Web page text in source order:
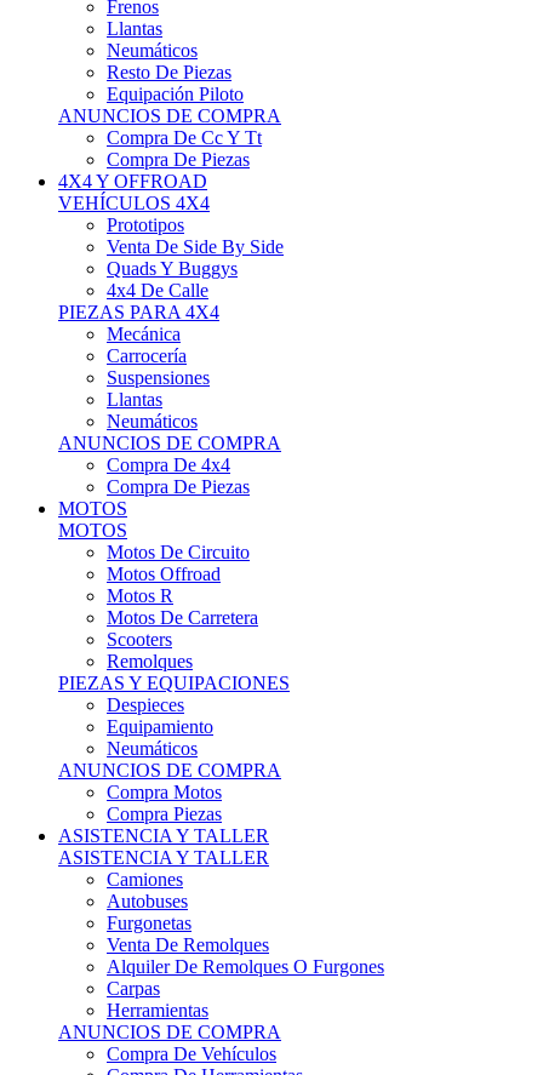
Neumáticos
Resto De Piezas
Equipación Piloto
ANUNCIOS DE COMPRA
Compra De Cc Y Tt
Compra De Piezas
4X4 Y OFFROAD
VEHÍCULOS 4X4
Prototipos
Venta De Side By Side
Quads Y Buggys
4x4 De Calle
PIEZAS PARA 4X4
Mecánica
Carrocería
Suspensiones
Llantas
Neumáticos
ANUNCIOS DE COMPRA
Compra De 4x4
Compra De Piezas
MOTOS
MOTOS
Motos De Circuito
Motos Offroad
Motos R
Motos De Carretera
Scooters
Remolques
PIEZAS Y EQUIPACIONES
Despieces
Equipamiento
Neumáticos
ANUNCIOS DE COMPRA
Compra Motos
Compra Piezas
ASISTENCIA Y TALLER
ASISTENCIA Y TALLER
Camiones
Autobuses
Furgonetas
Venta De Remolques
Alquiler De Remolques O Furgones
Carpas
Herramientas
ANUNCIOS DE COMPRA
Compra De Vehículos
Compra De Herramientas